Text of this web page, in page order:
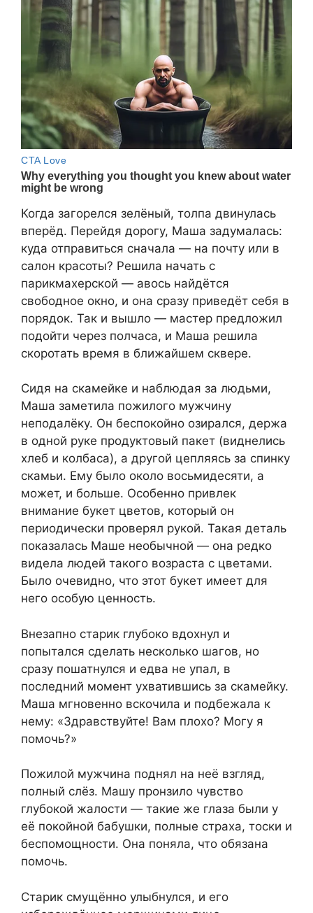
Когда загорелся зелёный, толпа двинулась
вперёд. Перейдя дорогу, Маша задумалась:
куда отправиться сначала — на почту или в
салон красоты? Решила начать с
парикмахерской — авось найдётся
свободное окно, и она сразу приведёт себя в
порядок. Так и вышло — мастер предложил
подойти через полчаса, и Маша решила
скоротать время в ближайшем сквере.
Сидя на скамейке и наблюдая за людьми,
Маша заметила пожилого мужчину
неподалёку. Он беспокойно озирался, держа
в одной руке продуктовый пакет (виднелись
хлеб и колбаса), а другой цепляясь за спинку
скамьи. Ему было около восьмидесяти, а
может, и больше. Особенно привлек
внимание букет цветов, который он
периодически проверял рукой. Такая деталь
показалась Маше необычной — она редко
видела людей такого возраста с цветами.
Было очевидно, что этот букет имеет для
него особую ценность.
Внезапно старик глубоко вдохнул и
попытался сделать несколько шагов, но
сразу пошатнулся и едва не упал, в
последний момент ухватившись за скамейку.
Маша мгновенно вскочила и подбежала к
нему: «Здравствуйте! Вам плохо? Могу я
помочь?»
Пожилой мужчина поднял на неё взгляд,
полный слёз. Машу пронзило чувство
глубокой жалости — такие же глаза были у
её покойной бабушки, полные страха, тоски и
беспомощности. Она поняла, что обязана
помочь.
Старик смущённо улыбнулся, и его